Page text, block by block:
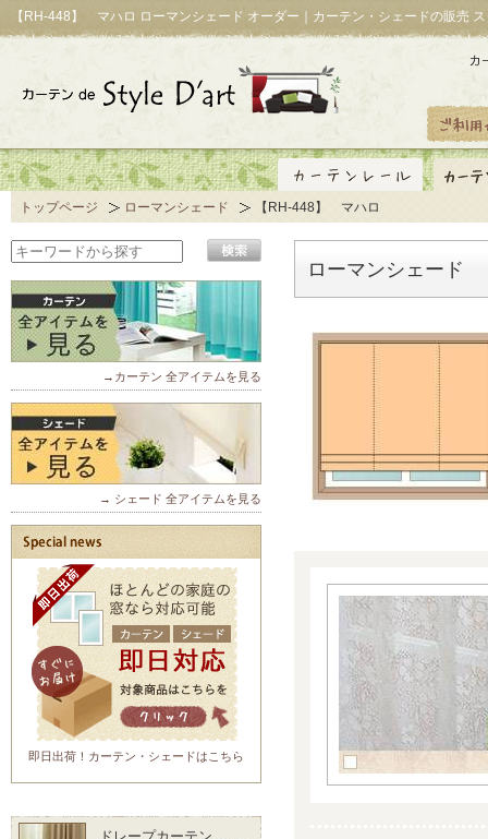
【RH-448】 マハロ ローマンシェード オーダー｜カーテン・シェードの販売
トップページ ローマンシェード 【RH-448】 マハロ
ローマンシェード
→カーテン 全アイテムを見る
→ シェード 全アイテムを見る
即日出荷！カーテン・シェードはこちら